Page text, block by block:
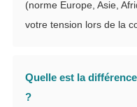
(norme Europe, Asie,
votre tension lors de la
Quelle est la
?